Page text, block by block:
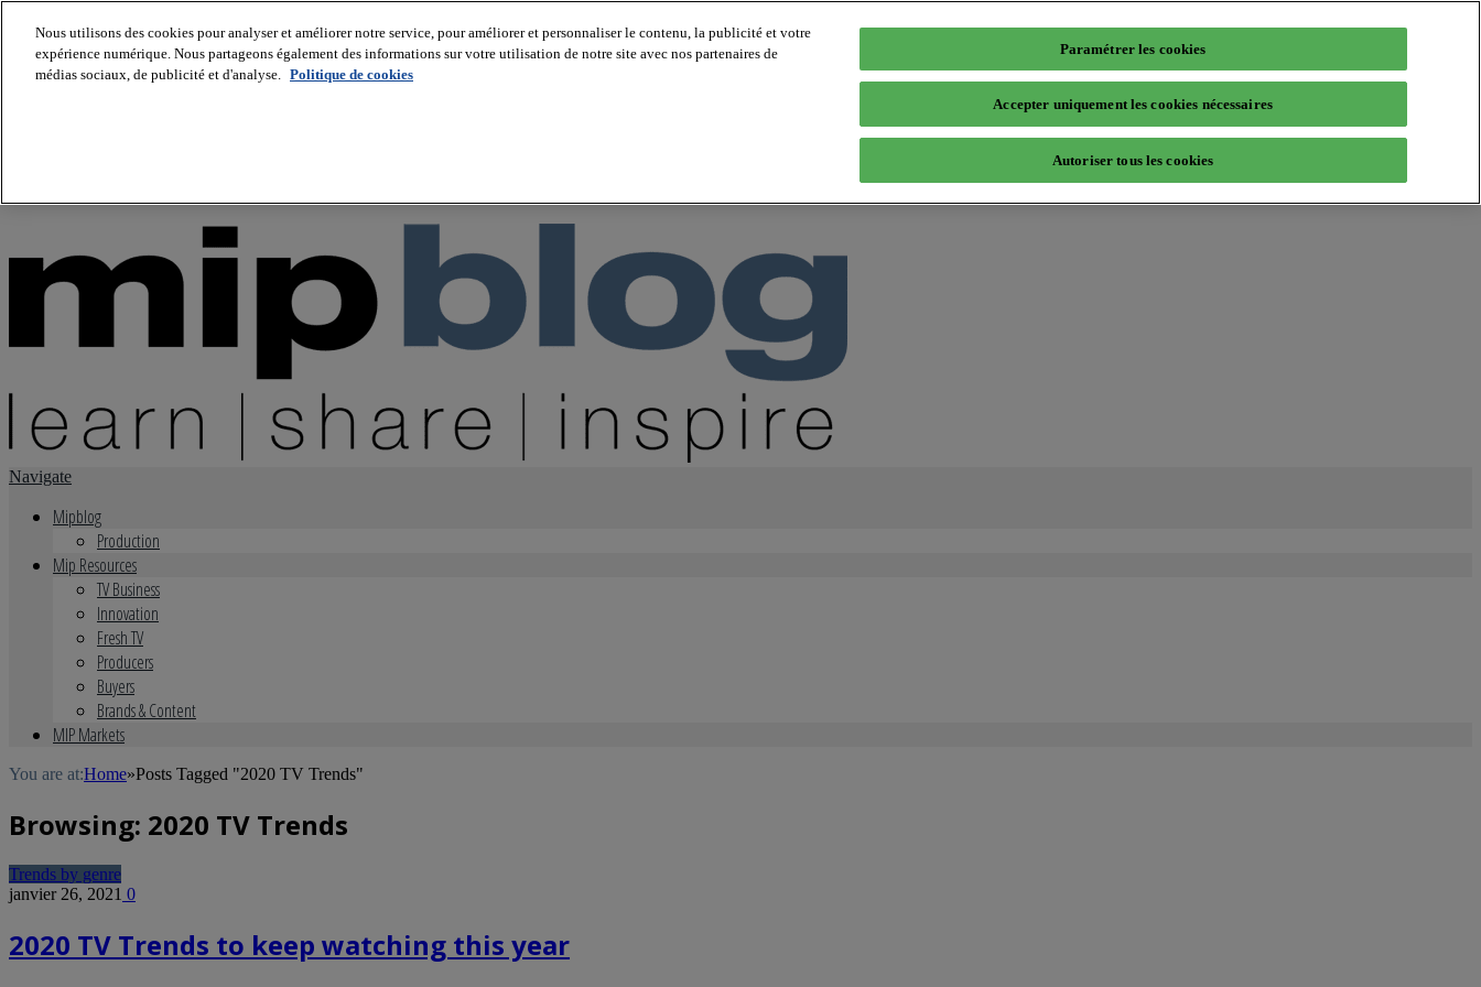
About us
Navigate
Mipblog
Production
Mip Resources
TV Business
Innovation
Fresh TV
Producers
Buyers
Brands & Content
MIP Markets
You are at:Home»Posts Tagged "2020 TV Trends"
Browsing: 2020 TV Trends
Trends by genre
janvier 26, 2021 0
2020 TV Trends to keep watching this year
Nous utilisons des cookies pour analyser et améliorer notre service, pour améliorer et personnaliser le contenu, la publicité et votre
expérience numérique. Nous partageons également des informations sur votre utilisation de notre site avec nos partenaires de
médias sociaux, de publicité et d'analyse. Politique de cookies
Paramétrer les cookies
Accepter uniquement les cookies nécessaires
Autoriser tous les cookies